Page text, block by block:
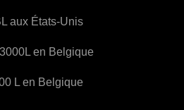
aux États-Unis
en Belgique
L en Belgique